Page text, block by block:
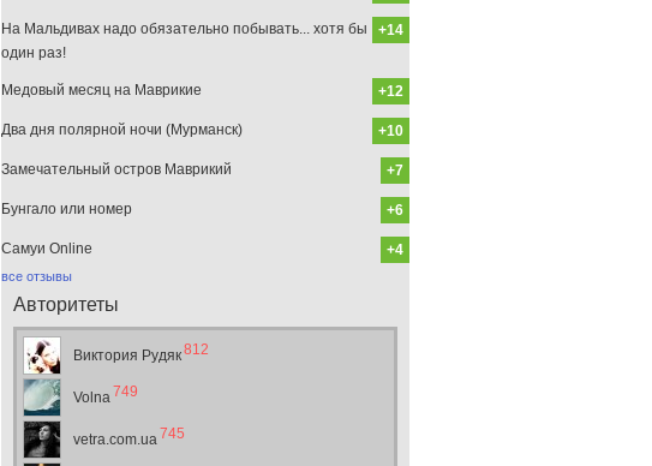
+14
На Мальдивах надо обязательно побывать... хотя бы
один раз!
+12
Медовый месяц на Маврикие
+10
Два дня полярной ночи (Мурманск)
+7
Замечательный остров Маврикий
+6
Бунгало или номер
+4
Самуи Online
все отзывы
Авторитеты
Виктория Рудяк812
Volna749
vetra.com.ua745